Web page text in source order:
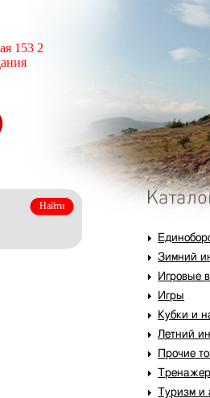
153 2
Зимний
Игровые
Игры
Кубки и
Летний
Прочие
Туризм